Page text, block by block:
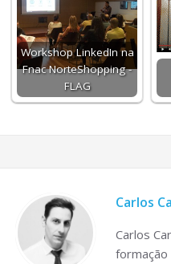
Workshop LinkedIn na
Fnac NorteShopping -
FLAG
Carlos
Carlos